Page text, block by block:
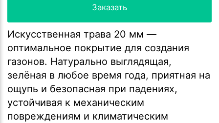
Заказать
Искусственная трава 20 мм —
оптимальное покрытие для создания
газонов. Натурально выглядящая,
зелёная в любое время года, приятная на
ощупь и безопасная при падениях,
устойчивая к механическим
повреждениям и климатическим